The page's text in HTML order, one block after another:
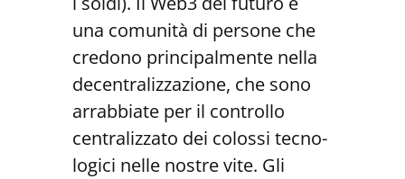
una comunità di persone che
credono principalmente nella
decentralizzazione, che sono
arrabbiate per il controllo
centralizzato dei colossi tecno-
logici nelle nostre vite. Gli